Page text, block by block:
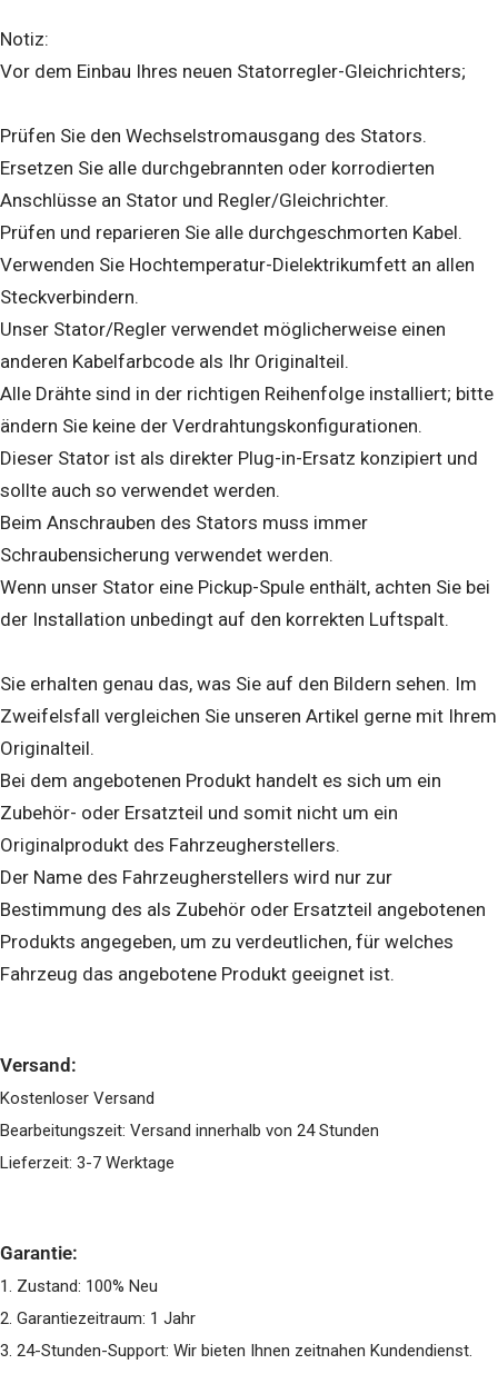
Notiz:
Vor dem Einbau Ihres neuen Statorregler-Gleichrichters;
Prüfen Sie den Wechselstromausgang des Stators.
Ersetzen Sie alle durchgebrannten oder korrodierten
Anschlüsse an Stator und Regler/Gleichrichter.
Prüfen und reparieren Sie alle durchgeschmorten Kabel.
Verwenden Sie Hochtemperatur-Dielektrikumfett an allen
Steckverbindern.
Unser Stator/Regler verwendet möglicherweise einen
anderen Kabelfarbcode als Ihr Originalteil.
Alle Drähte sind in der richtigen Reihenfolge installiert; bitte
ändern Sie keine der Verdrahtungskonfigurationen.
Dieser Stator ist als direkter Plug-in-Ersatz konzipiert und
sollte auch so verwendet werden.
Beim Anschrauben des Stators muss immer
Schraubensicherung verwendet werden.
Wenn unser Stator eine Pickup-Spule enthält, achten Sie bei
der Installation unbedingt auf den korrekten Luftspalt.
Sie erhalten genau das, was Sie auf den Bildern sehen. Im
Zweifelsfall vergleichen Sie unseren Artikel gerne mit Ihrem
Originalteil.
Bei dem angebotenen Produkt handelt es sich um ein
Zubehör- oder Ersatzteil und somit nicht um ein
Originalprodukt des Fahrzeugherstellers.
Der Name des Fahrzeugherstellers wird nur zur
Bestimmung des als Zubehör oder Ersatzteil angebotenen
Produkts angegeben, um zu verdeutlichen, für welches
Fahrzeug das angebotene Produkt geeignet ist.
Versand:
Kostenloser Versand
Bearbeitungszeit: Versand innerhalb von 24 Stunden
Lieferzeit: 3-7 Werktage
Garantie:
1. Zustand: 100% Neu
2. Garantiezeitraum: 1 Jahr
3. 24-Stunden-Support: Wir bieten Ihnen zeitnahen Kundendienst.